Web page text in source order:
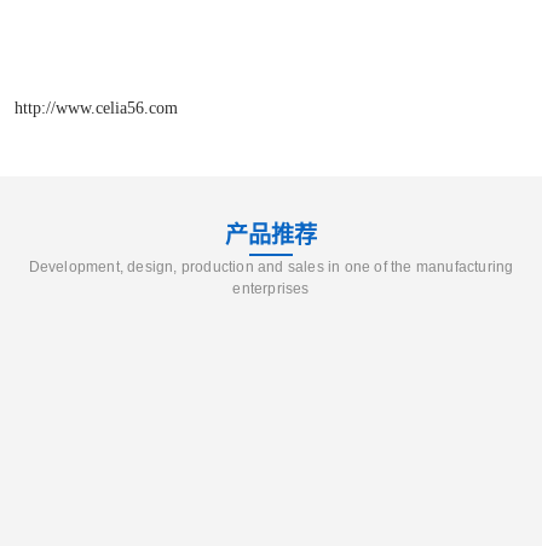
http://www.celia56.com
产品推荐
Development, design, production and sales in one of the manufacturing
enterprises